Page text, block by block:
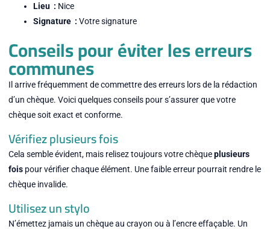
Lieu : Nice
Signature : Votre signature
Conseils pour éviter les erreurs
communes
Il arrive fréquemment de commettre des erreurs lors de la rédaction
d’un chèque. Voici quelques conseils pour s’assurer que votre
chèque soit exact et conforme.
Vérifiez plusieurs fois
Cela semble évident, mais relisez toujours votre chèqueplusieurs
foispour vérifier chaque élément. Une faible erreur pourrait rendre le
chèque invalide.
Utilisez un stylo
N’émettez jamais un chèque au crayon ou à l’encre effaçable. Un